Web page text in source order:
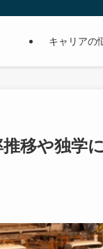
キャリアの
移や独学